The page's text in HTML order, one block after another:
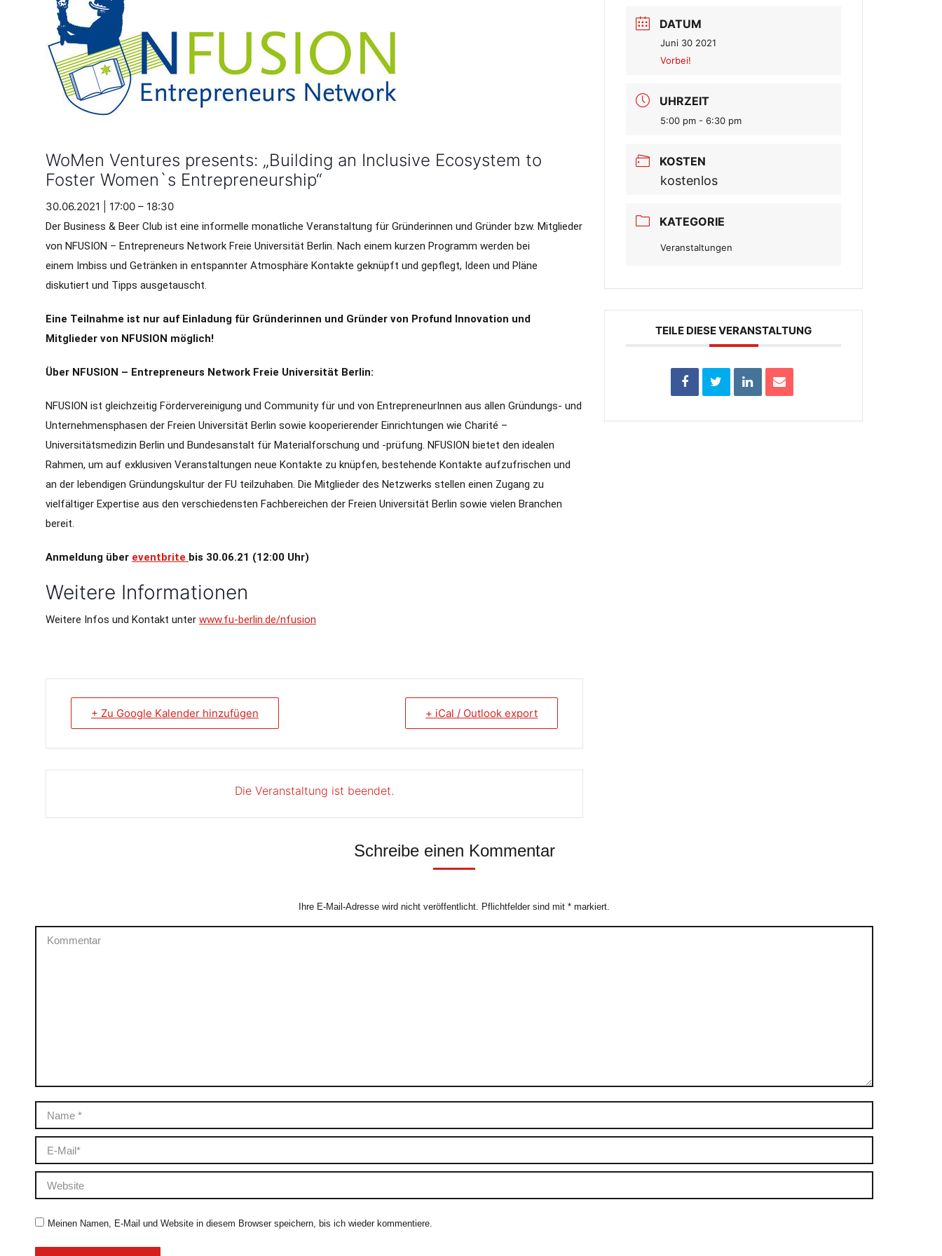
WoMen Ventures presents: „Building an Inclusive Ecosystem to
Foster Women`s Entrepreneurship“
30.06.2021 | 17:00 – 18:30
Der Business & Beer Club ist eine informelle monatliche Veranstaltung für Gründerinnen und Gründer bzw. Mitglieder
von NFUSION – Entrepreneurs Network Freie Universität Berlin. Nach einem kurzen Programm werden bei
einem Imbiss und Getränken in entspannter Atmosphäre Kontakte geknüpft und gepflegt, Ideen und Pläne
diskutiert und Tipps ausgetauscht.
Eine Teilnahme ist nur auf Einladung für Gründerinnen und Gründer von Profund Innovation und
Mitglieder von NFUSION möglich!
Über NFUSION – Entrepreneurs Network Freie Universität Berlin:
NFUSION ist gleichzeitig Fördervereinigung und Community für und von EntrepreneurInnen aus allen Gründungs- und
Unternehmensphasen der Freien Universität Berlin sowie kooperierender Einrichtungen wie Charité –
Universitätsmedizin Berlin und Bundesanstalt für Materialforschung und -prüfung. NFUSION bietet den idealen
Rahmen, um auf exklusiven Veranstaltungen neue Kontakte zu knüpfen, bestehende Kontakte aufzufrischen und
an der lebendigen Gründungskultur der FU teilzuhaben. Die Mitglieder des Netzwerks stellen einen Zugang zu
vielfältiger Expertise aus den verschiedensten Fachbereichen der Freien Universität Berlin sowie vielen Branchen
bereit.
Anmeldung über eventbrite bis 30.06.21 (12:00 Uhr)
Weitere Informationen
Weitere Infos und Kontakt unter www.fu-berlin.de/nfusion
+ Zu Google Kalender hinzufügen + iCal / Outlook export
Die Veranstaltung ist beendet.
DATUM
Juni 30 2021
Vorbei!
UHRZEIT
5:00 pm - 6:30 pm
KOSTEN
kostenlos
KATEGORIE
Veranstaltungen
TEILE DIESE VERANSTALTUNG
Schreibe einen Kommentar
Ihre E-Mail-Adresse wird nicht veröffentlicht. Pflichtfelder sind mit * markiert.
Kommentar
Name *
E-Mail *
Website
Meinen Namen, E-Mail und Website in diesem Browser speichern, bis ich wieder kommentiere.